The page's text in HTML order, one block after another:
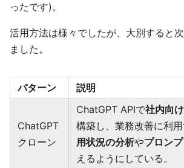
ったです)。
活用方法は様々でしたが、大別すると
ました。
パターン 説明
ChatGPT
クローン
ChatGPT APIで社内向
構築し、業務改善に利
用状況の分析やプロン
えるようにしている。